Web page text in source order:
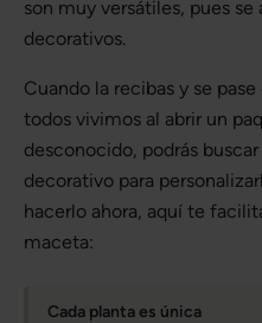
son muy versátiles, pues
decorativos.
Cuando la recibas y se pase
todos vivimos al abrir un
desconocido, podrás
decorativo para
hacerlo ahora, aquí te
maceta:
Cada planta es única